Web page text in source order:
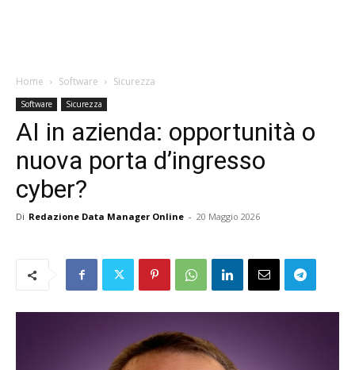
Home Software Sicurezza
Software Sicurezza
AI in azienda: opportunità o
nuova porta d’ingresso
cyber?
Di Redazione Data Manager Online - 20 Maggio 2026